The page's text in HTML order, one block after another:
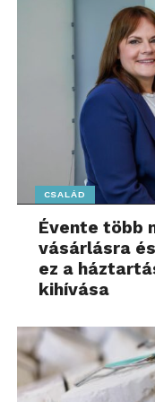
CSALÁD
Évente több
vásárlásra
ez a
kihívása